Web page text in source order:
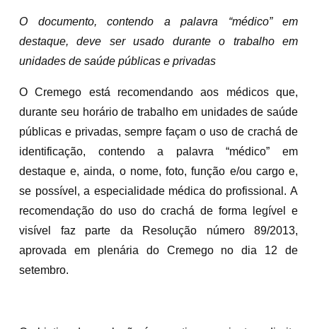
O documento, contendo a palavra “médico” em
destaque, deve ser usado durante o trabalho em
unidades de saúde públicas e privadas
O Cremego está recomendando aos médicos que,
durante seu horário de trabalho em unidades de saúde
públicas e privadas, sempre façam o uso de crachá de
identificação, contendo a palavra “médico” em
destaque e, ainda, o nome, foto, função e/ou cargo e,
se possível, a especialidade médica do profissional. A
recomendação do uso do crachá de forma legível e
visível faz parte da Resolução número 89/2013,
aprovada em plenária do Cremego no dia 12 de
setembro.